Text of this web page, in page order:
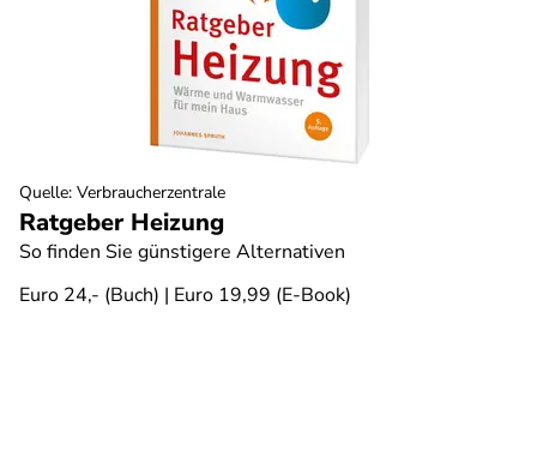
Ratgeber Heizung
So finden Sie günstigere Alternativen
Euro 24,- (Buch) | Euro 19,99 (E-Book)
Quelle: Verbraucherzentrale